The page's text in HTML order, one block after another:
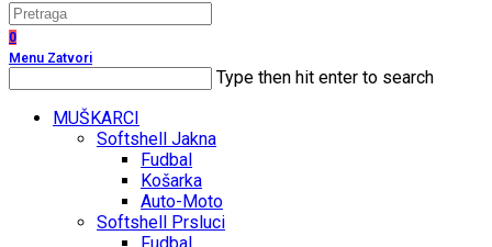
Search
this
website
0
Menu Zatvori
this
website
Type then hit enter to search
MUŠKARCI
Softshell Jakna
Fudbal
Košarka
Auto-Moto
Softshell Prsluci